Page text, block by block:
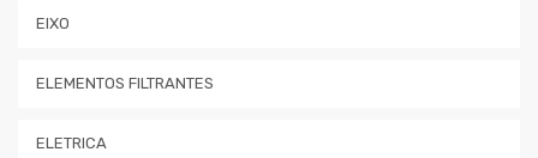
EIXO
ELEMENTOS FILTRANTES
ELETRICA